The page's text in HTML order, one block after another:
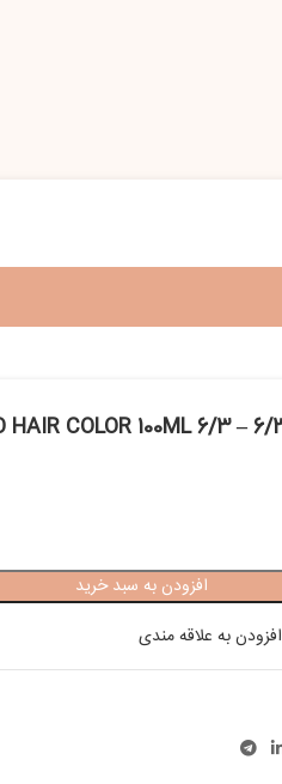
افزودن به سبد خرید
افزودن به علاقه مندی